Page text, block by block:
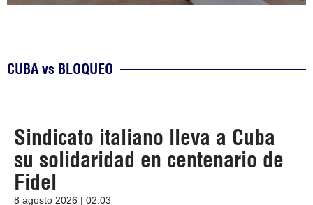
CUBA vs BLOQUEO
Sindicato italiano lleva a Cuba
su solidaridad en centenario de
Fidel
8 agosto 2026 | 02:03